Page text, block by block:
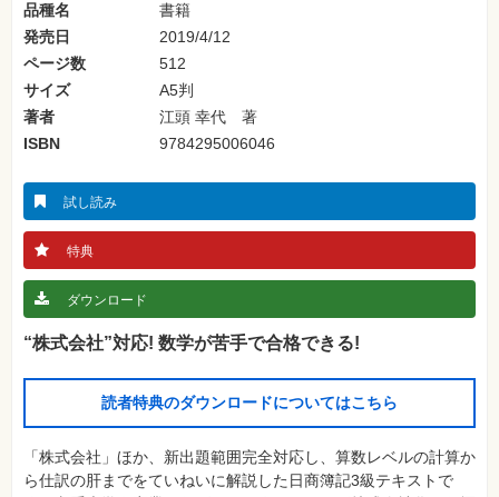
読
み
物
カ
メ
ラ・
写
真
資
格
試
験
プ
ロ
グ
ラ
ミ
グ
ッ
ト
ワ
ー
品種名
書籍
発売日
2019/4/12
ページ数
512
サイズ
A5判
著者
江頭 幸代 著
ISBN
9784295006046
試し読み
特典
ダウンロード
“株式会社”対応! 数学が苦手で合格できる!
読者特典のダウンロードについてはこちら
「株式会社」ほか、新出題範囲完全対応し、算数レベルの計算か
ら仕訳の肝までをていねいに解説した日商簿記3級テキストで